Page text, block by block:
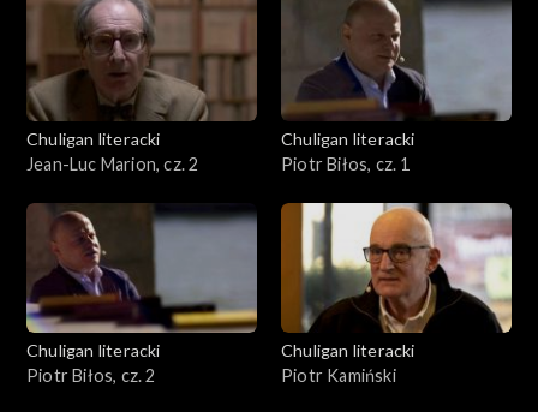
Chuligan literacki
Jean-Luc Marion, cz. 2
Chuligan literacki
Piotr Biłos, cz. 1
Chuligan literacki
Piotr Biłos, cz. 2
Chuligan literacki
Piotr Kamiński